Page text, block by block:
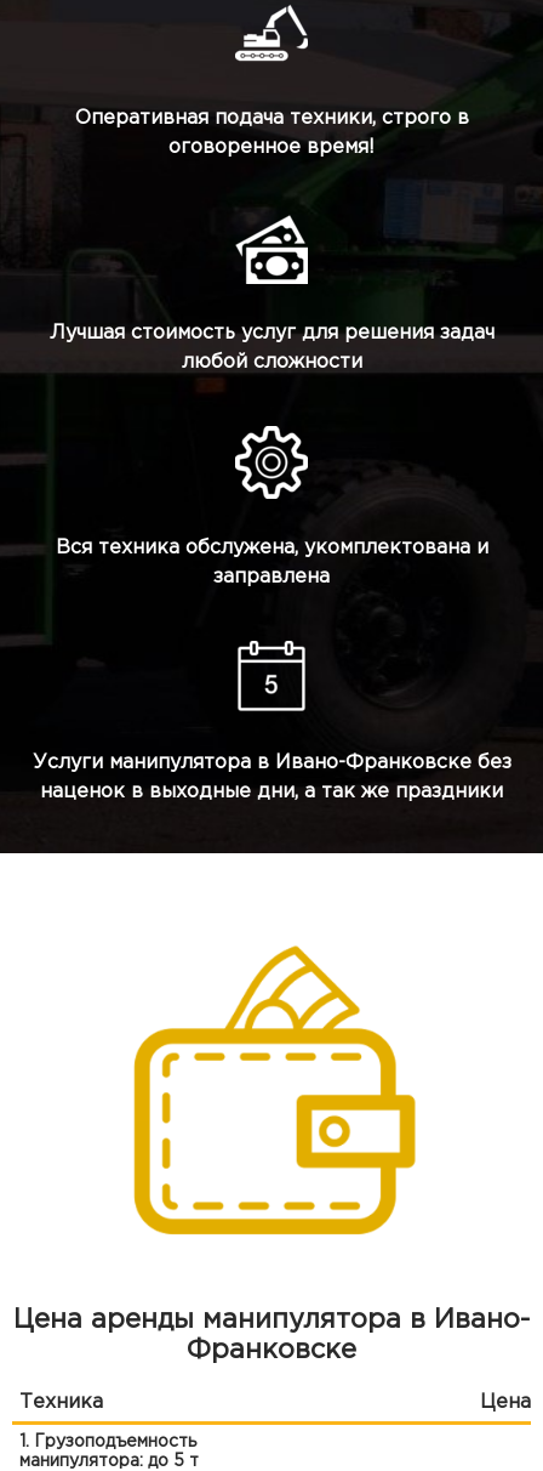
Оперативная подача техники, строго в
оговоренное время!
Лучшая стоимость услуг для решения задач
любой сложности
Вся техника обслужена, укомплектована и
заправлена
Услуги манипулятора в Ивано-Франковске без
наценок в выходные дни, а так же праздники
Цена аренды манипулятора в Ивано-
Франковске
Техника Цена
1. Грузоподъемность
манипулятора: до 5 т